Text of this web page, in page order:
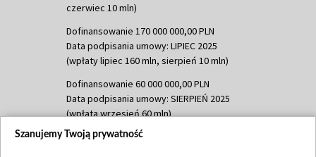
czerwiec 10 mln)
Dofinansowanie 170 000 000,00 PLN
Data podpisania umowy: LIPIEC 2025
(wpłaty lipiec 160 mln, sierpień 10 mln)
Dofinansowanie 60 000 000,00 PLN
Data podpisania umowy: SIERPIEŃ 2025
(wpłata wrzesień 60 mln)
Dofinansowanie 635 783 051,21 PLN
Szanujemy Twoją prywatność